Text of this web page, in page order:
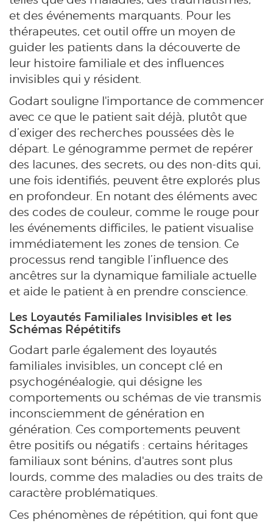
et des événements marquants. Pour les
thérapeutes, cet outil offre un moyen de
guider les patients dans la découverte de
leur histoire familiale et des influences
invisibles qui y résident.
Godart souligne l'importance de commencer
avec ce que le patient sait déjà, plutôt que
d’exiger des recherches poussées dès le
départ. Le génogramme permet de repérer
des lacunes, des secrets, ou des non-dits qui,
une fois identifiés, peuvent être explorés plus
en profondeur. En notant des éléments avec
des codes de couleur, comme le rouge pour
les événements difficiles, le patient visualise
immédiatement les zones de tension. Ce
processus rend tangible l’influence des
ancêtres sur la dynamique familiale actuelle
et aide le patient à en prendre conscience.
Les Loyautés Familiales Invisibles et les
Schémas Répétitifs
Godart parle également des loyautés
familiales invisibles, un concept clé en
psychogénéalogie, qui désigne les
comportements ou schémas de vie transmis
inconsciemment de génération en
génération. Ces comportements peuvent
être positifs ou négatifs : certains héritages
familiaux sont bénins, d'autres sont plus
lourds, comme des maladies ou des traits de
caractère problématiques.
Ces phénomènes de répétition, qui font que